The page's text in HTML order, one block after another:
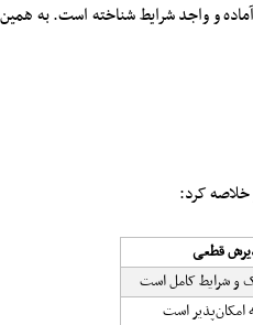
و واجد شرایط شناخته است. به همین
خلاصه کرد:
قطعی
و شرایط کامل است
امکان‌پذیر است